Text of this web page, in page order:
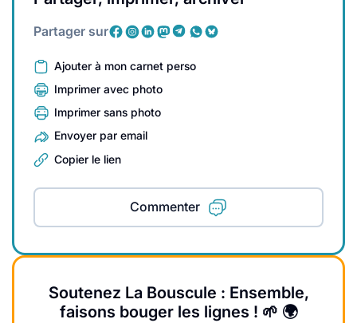
Partager sur
Ajouter à mon carnet perso
Imprimer avec photo
Imprimer sans photo
Envoyer par email
Copier le lien
Commenter
Soutenez La Bouscule : Ensemble,
faisons bouger les lignes ! 🌱 🌍